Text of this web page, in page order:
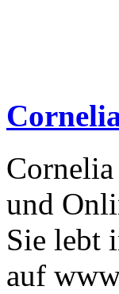
und
Sie lebt
auf